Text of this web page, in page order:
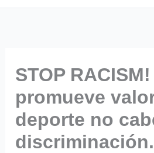
STOP
promueve
deporte no
discriminación.